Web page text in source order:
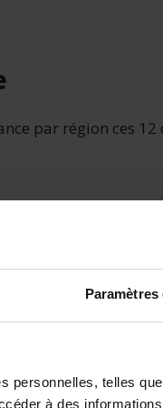
Paramètres
personnelles, telles
à des
par région ces 12